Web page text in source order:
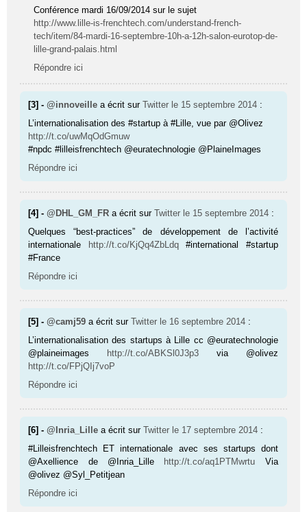
Conférence mardi 16/09/2014 sur le sujet
http://www.lille-is-frenchtech.com/understand-french-
tech/item/84-mardi-16-septembre-10h-a-12h-salon-eurotop-de-
lille-grand-palais.html
Répondre ici
[3] -@innoveille a écrit surTwitter le 15 septembre 2014 :
L’internationalisation des #startup à #Lille, vue par @Olivez
http://t.co/uwMqOdGmuw
#npdc #lilleisfrenchtech @euratechnologie @PlaineImages
Répondre ici
[4] -@DHL_GM_FR a écrit surTwitter le 15 septembre 2014 :
Quelques “best-practices” de développement de l’activité
internationale
http://t.co/KjQq4ZbLdq#international #startup
#France
Répondre ici
[5] -@camj59 a écrit surTwitter le 16 septembre 2014 :
L’internationalisation des startups à Lille cc @euratechnologie
@plaineimages
http://t.co/ABKSl0J3p3 via @olivez
http://t.co/FPjQIj7voP
Répondre ici
[6] -@Inria_Lille a écrit surTwitter le 17 septembre 2014 :
#Lilleisfrenchtech ET internationale avec ses startups dont
@Axellience de @Inria_Lille
http://t.co/aq1PTMwrtu Via
@olivez @Syl_Petitjean
Répondre ici